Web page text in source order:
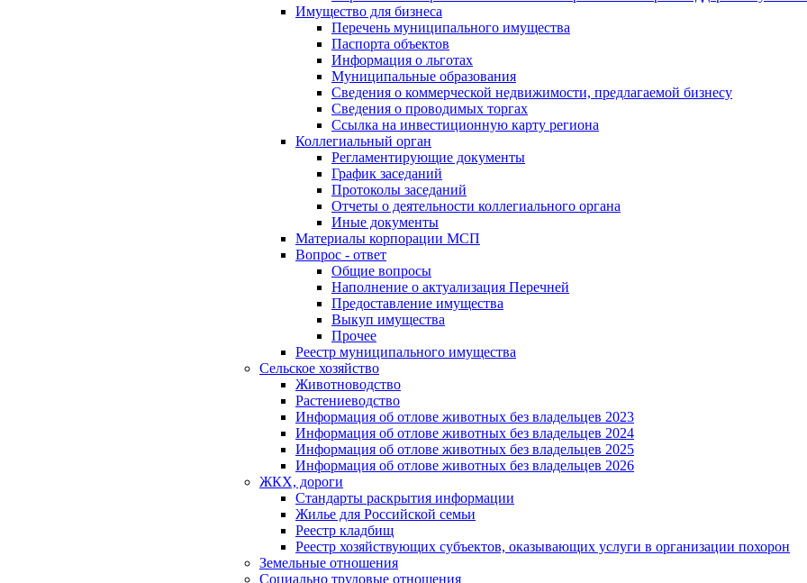
Имущество для бизнеса
Перечень муниципального имущества
Паспорта объектов
Информация о льготах
Муниципальные образования
Сведения о коммерческой недвижимости, предлагаемой бизнесу
Сведения о проводимых торгах
Ссылка на инвестиционную карту региона
Коллегиальный орган
Регламентирующие документы
График заседаний
Протоколы заседаний
Отчеты о деятельности коллегиального органа
Иные документы
Материалы корпорации МСП
Вопрос - ответ
Общие вопросы
Наполнение о актуализация Перечней
Предоставление имущества
Выкуп имущества
Прочее
Реестр муниципального имущества
Сельское хозяйство
Животноводство
Растениеводство
Информация об отлове животных без владельцев 2023
Информация об отлове животных без владельцев 2024
Информация об отлове животных без владельцев 2025
Информация об отлове животных без владельцев 2026
ЖКХ, дороги
Стандарты раскрытия информации
Жилье для Российской семьи
Реестр кладбищ
Реестр хозяйствующих субъектов, оказывающих услуги в организации похорон
Земельные отношения
Социально трудовые отношения